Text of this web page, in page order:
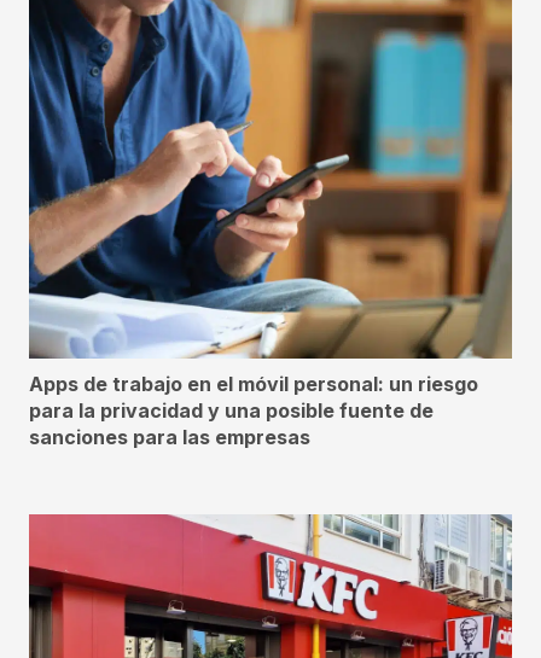
Apps de trabajo en el móvil personal: un riesgo
para la privacidad y una posible fuente de
sanciones para las empresas